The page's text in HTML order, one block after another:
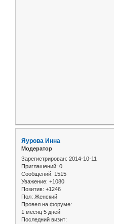
Яурова Инна
Модератор
Зарегистрирован: 2014-10-11
Приглашений: 0
Сообщений: 1515
Уважение: +1080
Позитив: +1246
Пол: Женский
Провел на форуме:
1 месяц 5 дней
Последний визит: